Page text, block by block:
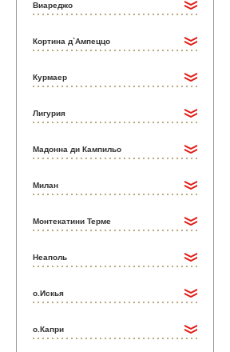
Виареджо
Кортина д`Ампеццо
Курмаер
Лигурия
Мадонна ди Кампильо
Милан
Монтекатини Терме
Неаполь
о.Искья
о.Капри